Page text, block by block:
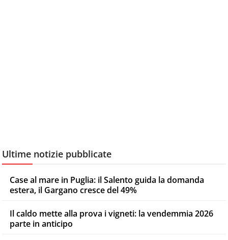
Ultime notizie pubblicate
Case al mare in Puglia: il Salento guida la domanda
estera, il Gargano cresce del 49%
Il caldo mette alla prova i vigneti: la vendemmia 2026
parte in anticipo